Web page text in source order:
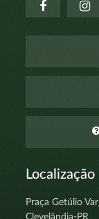
Localização
Praça Getúlio
Clevelândia-PR